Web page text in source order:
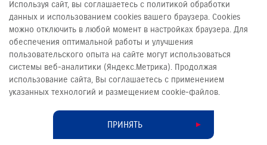
+7 (8442) 68-59-24
SUZUKI@ARKONT.RU
© 2026
Сделано в ПЕРКС
Используя сайт, вы соглашаетесь с политикой обработки
данных и использованием cookies вашего браузера. Cookies
можно отключить в любой момент в настройках браузера. Для
обеспечения оптимальной работы и улучшения
пользовательского опыта на сайте могут использоваться
системы веб-аналитики (Яндекс.Метрика). Продолжая
использование сайта, Вы соглашаетесь с применением
указанных технологий и размещением cookie-файлов.
ПРИНЯТЬ